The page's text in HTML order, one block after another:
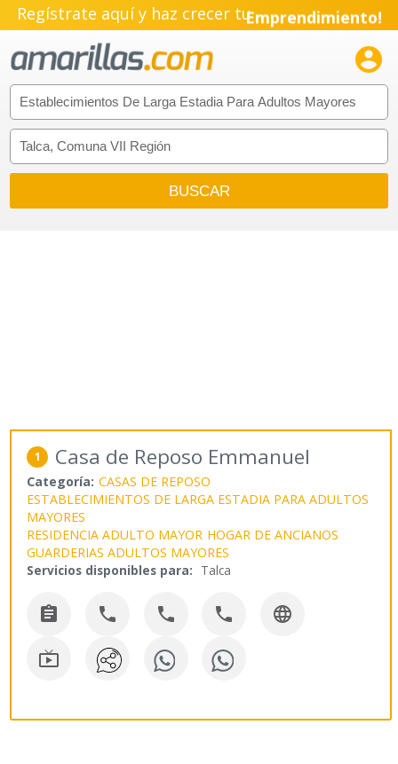
Regístrate aquí y haz crecer tuEmprendimiento!

1 Casa de Reposo Emmanuel
Categoría: CASAS DE REPOSO
ESTABLECIMIENTOS DE LARGA ESTADIA PARA ADULTOS
MAYORES
RESIDENCIA ADULTO MAYOR HOGAR DE ANCIANOS
GUARDERIAS ADULTOS MAYORES
Servicios disponibles para: Talca
    
